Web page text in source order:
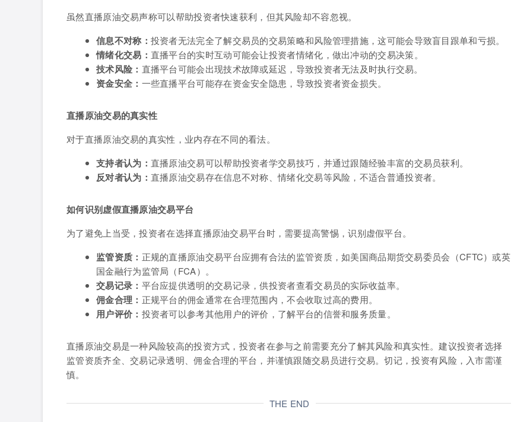
虽然直播原油交易声称可以帮助投资者快速获利，但其风险却不容忽视。
信息不对称： 投资者无法完全了解交易员的交易策略和风险管理措施，这可能会导致盲目跟单和亏损。
情绪化交易： 直播平台的实时互动可能会让投资者情绪化，做出冲动的交易决策。
技术风险： 直播平台可能会出现技术故障或延迟，导致投资者无法及时执行交易。
资金安全： 一些直播平台可能存在资金安全隐患，导致投资者资金损失。
直播原油交易的真实性
对于直播原油交易的真实性，业内存在不同的看法。
支持者认为： 直播原油交易可以帮助投资者学交易技巧，并通过跟随经验丰富的交易员获利。
反对者认为： 直播原油交易存在信息不对称、情绪化交易等风险，不适合普通投资者。
如何识别虚假直播原油交易平台
为了避免上当受，投资者在选择直播原油交易平台时，需要提高警惕，识别虚假平台。
监管资质： 正规的直播原油交易平台应拥有合法的监管资质，如美国商品期货交易委员会（CFTC）或英
国金融行为监管局（FCA）。
交易记录： 平台应提供透明的交易记录，供投资者查看交易员的实际收益率。
佣金合理： 正规平台的佣金通常在合理范围内，不会收取过高的费用。
用户评价： 投资者可以参考其他用户的评价，了解平台的信誉和服务质量。
直播原油交易是一种风险较高的投资方式，投资者在参与之前需要充分了解其风险和真实性。建议投资者选择
监管资质齐全、交易记录透明、佣金合理的平台，并谨慎跟随交易员进行交易。切记，投资有风险，入市需谨
慎。
THE END